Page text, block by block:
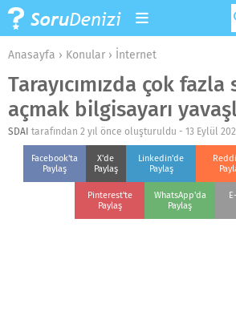
Anasayfa › Konular › İnternet
Tarayıcımızda çok fazla
açmak bilgisayarı
SDAI tarafından 2 yıl önce oluşturuldu - 13 Eylül
Facebook'ta
Paylaş
X'de
Paylaş
Linkedin'de
Paylaş
Pinterest'te
Paylaş
WhatsApp'da
Paylaş